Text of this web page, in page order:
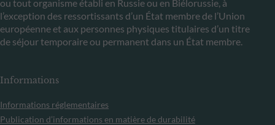
ou tout organisme établi en Russie ou en Biélorussie, à
l’exception des ressortissants d’un État membre de l’Union
européenne et aux personnes physiques titulaires d’un titre
de séjour temporaire ou permanent dans un État membre.
Informations
Informations réglementaires
Publication d’informations en matière de durabilité